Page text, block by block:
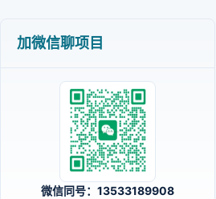
加微信聊项目
微信同号：13533189908